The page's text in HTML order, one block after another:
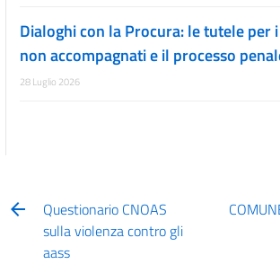
Dialoghi con la Procura: le tutele per
non accompagnati e il processo
28 Luglio 2026
Questionario CNOAS
sulla violenza contro gli
aass